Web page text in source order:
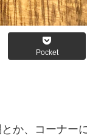
Pocket
か、コーナー